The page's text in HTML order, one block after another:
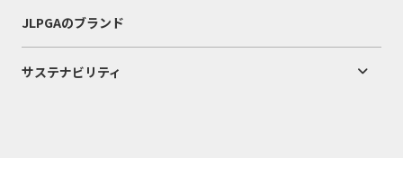
JLPGAのブランド
サステナビリティ